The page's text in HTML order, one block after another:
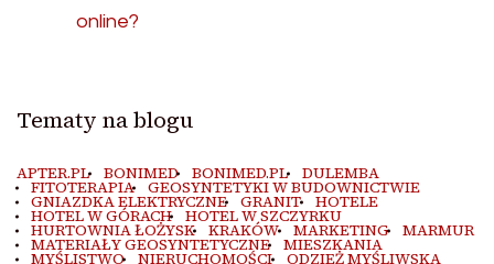
online?
Tematy na blogu
APTER.PL BONIMED BONIMED.PL DULEMBA
FITOTERAPIA GEOSYNTETYKI W BUDOWNICTWIE
GNIAZDKA ELEKTRYCZNE GRANIT HOTELE
HOTEL W GÓRACH HOTEL W SZCZYRKU
HURTOWNIA ŁOŻYSK KRAKÓW MARKETING MARMUR
MATERIAŁY GEOSYNTETYCZNE MIESZKANIA
MYŚLISTWO NIERUCHOMOŚCI ODZIEŻ MYŚLIWSKA